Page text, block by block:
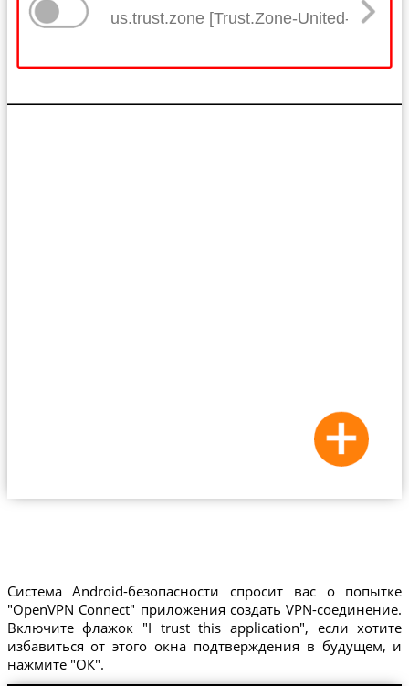
us.trust.zone [Trust.Zone-United-States]
Система Android-безопасности спросит вас о попытке
"OpenVPN Connect" приложения создать VPN-соединение.
Включите флажок "I trust this application", если хотите
избавиться от этого окна подтверждения в будущем, и
нажмите "ОК".